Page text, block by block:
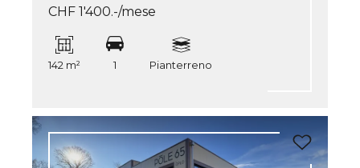
CHF 1'400.-/mese
142 m² 1 Pianterreno